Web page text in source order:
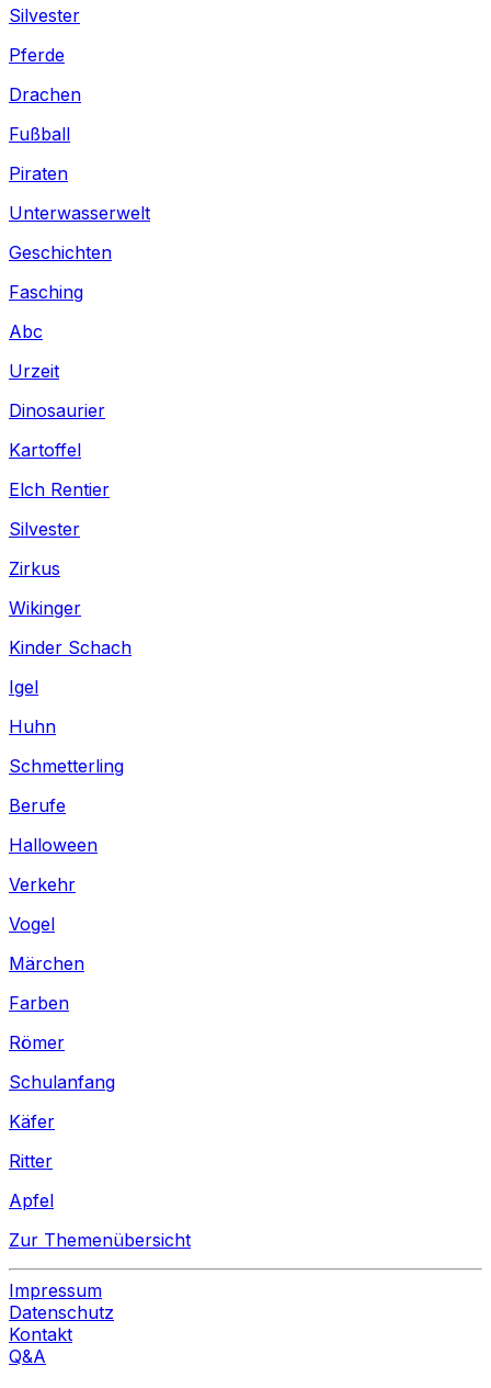
Silvester
Pferde
Drachen
Fußball
Piraten
Unterwasserwelt
Geschichten
Fasching
Abc
Urzeit
Dinosaurier
Kartoffel
Elch Rentier
Silvester
Zirkus
Wikinger
Kinder Schach
Igel
Huhn
Schmetterling
Berufe
Halloween
Verkehr
Vogel
Märchen
Farben
Römer
Schulanfang
Käfer
Ritter
Apfel
Zur Themenübersicht
Impressum
Datenschutz
Kontakt
Q&A